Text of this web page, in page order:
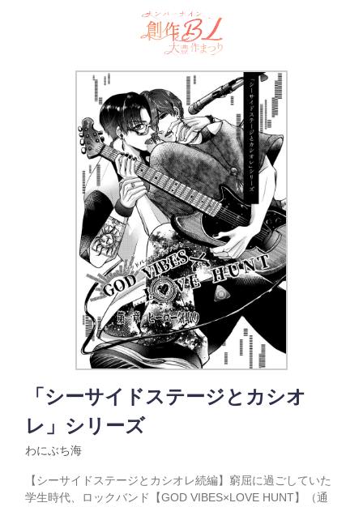
「シーサイドステージとカシオ
レ」シリーズ
わにぶち海
【シーサイドステージとカシオレ続編】窮屈に過ごしていた
学生時代、ロックバンド【GOD VIBES×LOVE HUNT】（通